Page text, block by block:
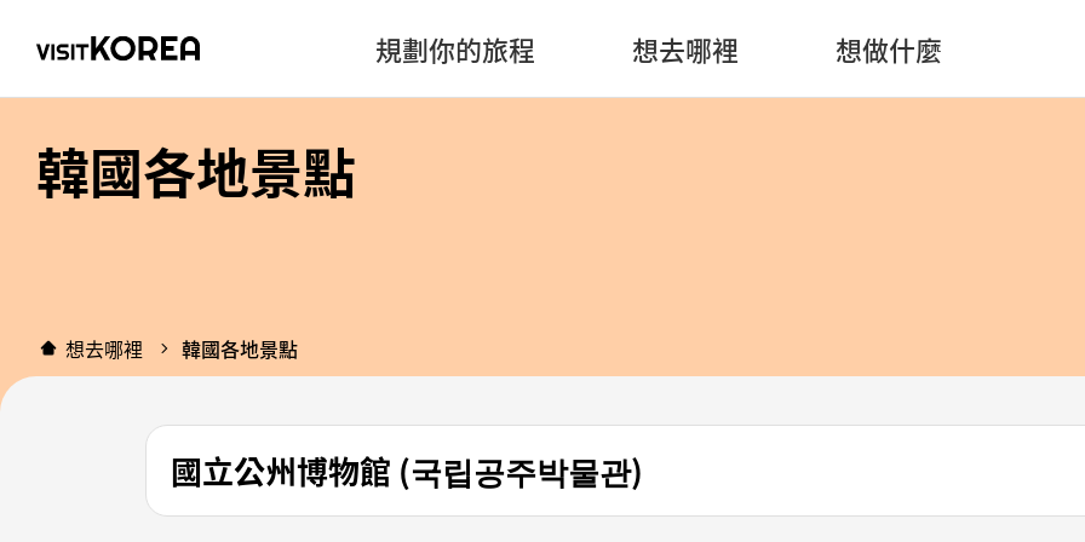
規劃你的旅程 想去哪裡 想做什麼
韓國各地景點
想去哪裡 韓國各地景點
國立公州博物館 (국립공주박물관)